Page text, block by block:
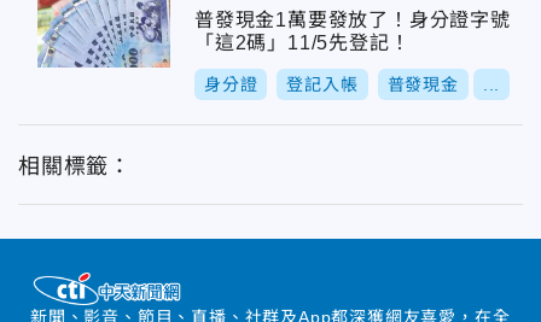
普發現金1萬要發放了！身分證字號
「這2碼」11/5先登記！
身分證 登記入帳 普發現金
相關標籤：
新聞、影音、節目、直播、社群及App都深獲網友喜愛，在全